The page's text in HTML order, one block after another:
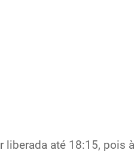
até 18:15, pois